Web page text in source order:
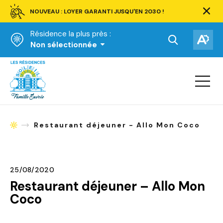
NOUVEAU : LOYER GARANTI JUSQU'EN 2030 !
barre
Résidence la plus près :
Non sélectionnée
Ouvrir
la
recherche.
la
Accueil
Ouvrir
la
AccueilRestaurant déjeuner - Allo Mon Coco
25/08/2020
Restaurant déjeuner – Allo Mon
Coco